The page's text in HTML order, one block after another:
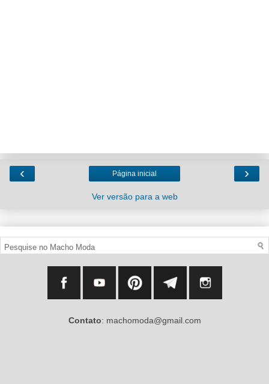
‹ ›
Página inicial
Ver versão para a web
Contato: machomoda@gmail.com